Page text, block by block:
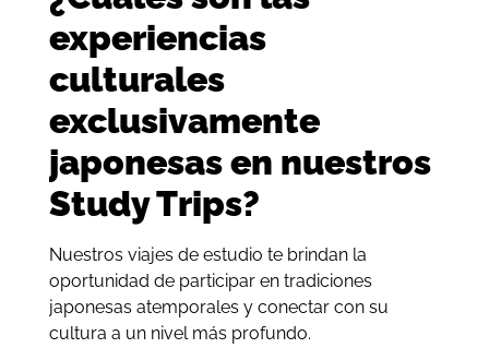
experiencias
culturales
exclusivamente
japonesas en nuestros
Study Trips?
Nuestros viajes de estudio te brindan la
oportunidad de participar en tradiciones
japonesas atemporales y conectar con su
cultura a un nivel más profundo.